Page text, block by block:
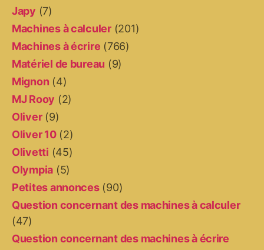
Japy (7)
Machines à calculer(201)
Machines à écrire (766)
Matériel de bureau (9)
Mignon (4)
MJ Rooy (2)
Oliver(9)
Oliver 10(2)
Olivetti (45)
Olympia (5)
Petites annonces(90)
Question concernant des machines à calculer
(47)
Question concernant des machines à écrire